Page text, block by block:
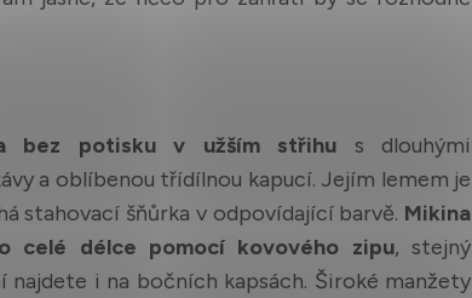
bez potisku v užším střihu s dlouhými
a oblíbenou třídílnou kapucí. Jejím lemem je
stahovací šňůrka v odpovídající barvě. Mikina
celé délce pomocí kovového zipu, stejný
najdete i na bočních kapsách. Široké manžety